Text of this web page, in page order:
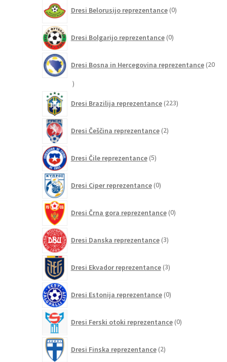
Dresi Belorusijo reprezentance 0izdelkov
Dresi Bolgarijo reprezentance 0izdelkov
Dresi Bosna in Hercegovina reprezentance 20
20
Dresi Brazilija reprezentance 223izdelkov
Dresi Češčina reprezentance 2izdelka
Dresi Čile reprezentance 5izdelkov
Dresi Ciper reprezentance 0izdelkov
Dresi Črna gora reprezentance 0izdelkov
Dresi Danska reprezentance 3izdelki
Dresi Ekvador reprezentance 3izdelki
Dresi Estonija reprezentance 0izdelkov
Dresi Ferski otoki reprezentance 0izdelkov
Dresi Finska reprezentance 2izdelka